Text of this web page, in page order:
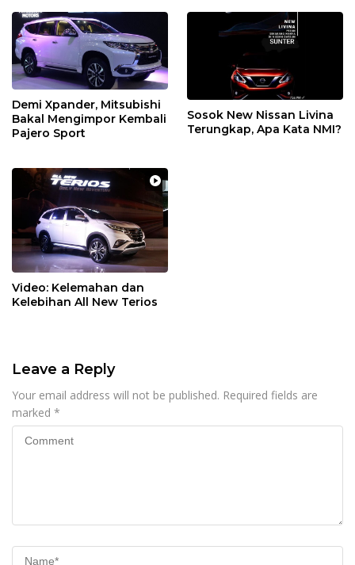
Demi Xpander, Mitsubishi
Bakal Mengimpor Kembali
Pajero Sport
Sosok New Nissan Livina
Terungkap, Apa Kata NMI?
Video: Kelemahan dan
Kelebihan All New Terios
Leave a Reply
Your email address will not be published. Required fields are
marked *